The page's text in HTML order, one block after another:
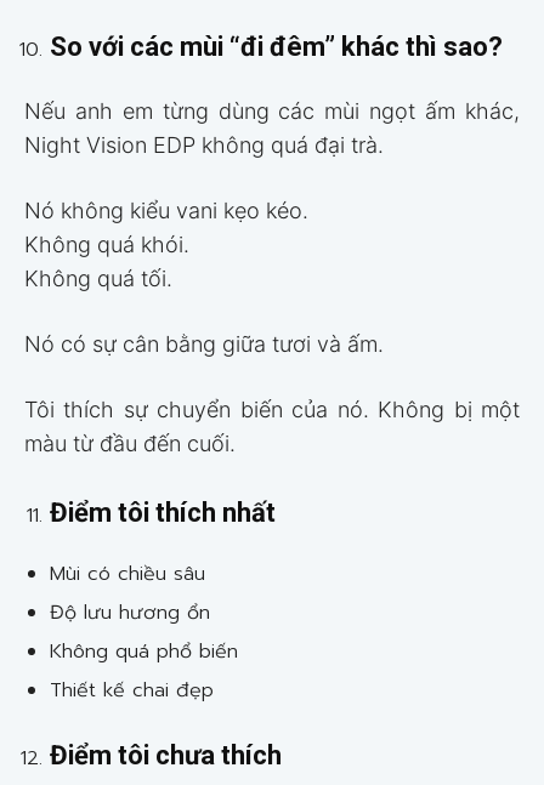
So với các mùi “đi đêm” khác thì sao?
Nếu anh em từng dùng các mùi ngọt ấm khác,
Night Vision EDP không quá đại trà.
Nó không kiểu vani kẹo kéo.
Không quá khói.
Không quá tối.
Nó có sự cân bằng giữa tươi và ấm.
Tôi thích sự chuyển biến của nó. Không bị một
màu từ đầu đến cuối.
Điểm tôi thích nhất
Mùi có chiều sâu
Độ lưu hương ổn
Không quá phổ biến
Thiết kế chai đẹp
Điểm tôi chưa thích